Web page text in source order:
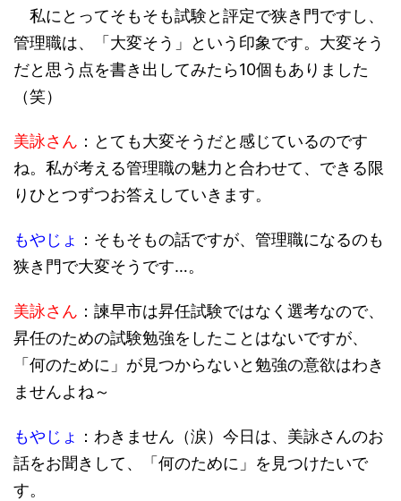
私にとってそもそも試験と評定で狭き門ですし、
管理職は、「大変そう」という印象です。大変そう
だと思う点を書き出してみたら10個もありました
（笑）
美詠さん ：とても大変そうだと感じているのです
ね。私が考える管理職の魅力と合わせて、できる限
りひとつずつお答えしていきます。
もやじょ ：そもそもの話ですが、管理職になるのも
狭き門で大変そうです…。
美詠さん ：諫早市は昇任試験ではなく選考なので、
昇任のための試験勉強をしたことはないですが、
「何のために」が見つからないと勉強の意欲はわき
ませんよね～
もやじょ ：わきません（涙）今日は、美詠さんのお
話をお聞きして、「何のために」を見つけたいで
す。